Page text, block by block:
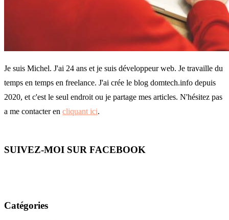
Je suis Michel. J'ai 24 ans et je suis développeur web. Je travaille du
temps en temps en freelance. J'ai crée le blog domtech.info depuis
2020, et c'est le seul endroit ou je partage mes articles. N'hésitez pas
a me contacter en cliquant ici.
SUIVEZ-MOI SUR FACEBOOK
Catégories